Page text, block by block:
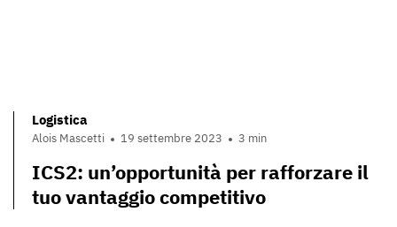
Logistica
Alois Mascetti 19 settembre 2023 3 min
ICS2: un’opportunità per rafforzare il
tuo vantaggio competitivo